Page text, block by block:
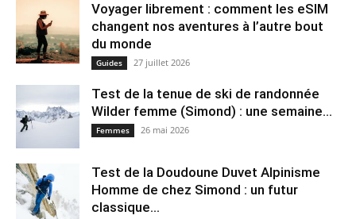
Voyager librement : comment les eSIM
changent nos aventures à l’autre bout
du monde
Guides 27 juillet 2026
Test de la tenue de ski de randonnée
Wilder femme (Simond) : une semaine...
Femmes 26 mai 2026
Test de la Doudoune Duvet Alpinisme
Homme de chez Simond : un futur
classique...